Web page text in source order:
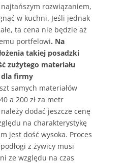
rozwiązaniem,
w kuchni. Jeśli jednak
ta cena nie będzie aż
portfelowi. Na
takiej posadzki
zużytego materiału
dla firmy
samych materiałów
a 200 zł za metr
dodać jeszcze cenę
na charakterystykę
jest dość wysoka. Proces
z żywicy musi
ze względu na czas